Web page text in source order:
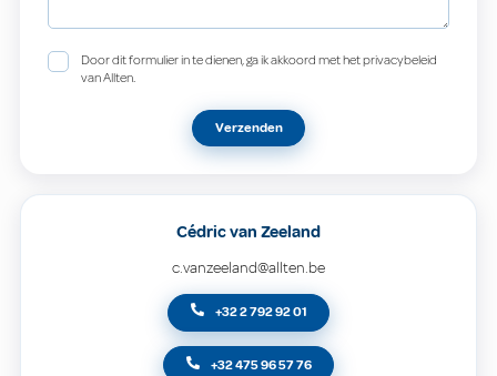
Door dit formulier in te dienen, ga ik akkoord met het privacybeleid
van Allten.
Verzenden
Cédric van Zeeland
c.vanzeeland@allten.be
+32 2 792 92 01
+32 475 96 57 76